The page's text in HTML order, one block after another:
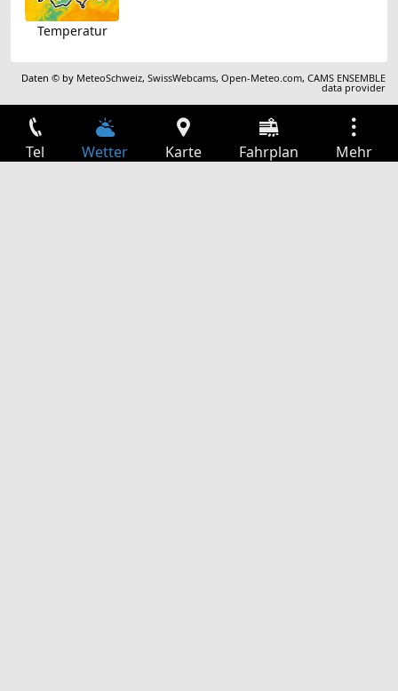
Temperatur
Daten © by MeteoSchweiz,SwissWebcams,Open-Meteo.com,CAMS ENSEMBLE
data provider
Tel Wetter Karte Fahrplan Mehr